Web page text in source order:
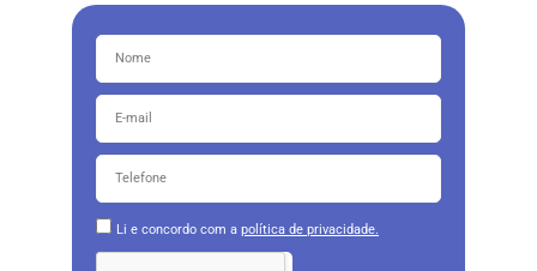
Li e concordo com a política de privacidade.